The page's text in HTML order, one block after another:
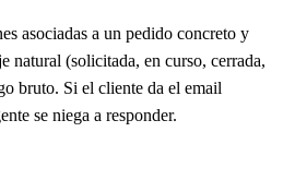
asociadas a un pedido concreto y
natural (solicitada, en curso, cerrada,
bruto. Si el cliente da el email
se niega a responder.